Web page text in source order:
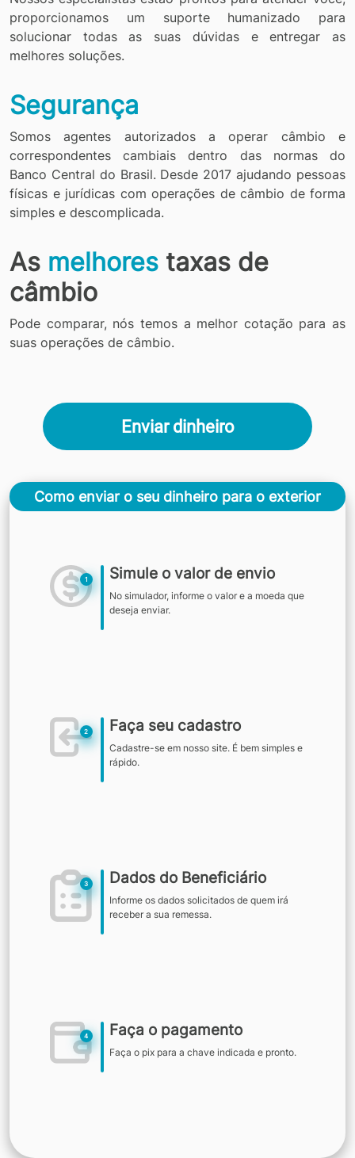
proporcionamos um suporte humanizado para
solucionar todas as suas dúvidas e entregar as
melhores soluções.
Segurança
Somos agentes autorizados a operar câmbio e
correspondentes cambiais dentro das normas do
Banco Central do Brasil. Desde 2017 ajudando pessoas
físicas e jurídicas com operações de câmbio de forma
simples e descomplicada.
As melhores taxas de
câmbio
Pode comparar, nós temos a melhor cotação para as
suas operações de câmbio.
Enviar dinheiro
Como enviar o seu dinheiro para o exterior
1 Simule o valor de envio
No simulador, informe o valor e a moeda que
deseja enviar.
2 Faça seu cadastro
Cadastre-se em nosso site. É bem simples e
rápido.
3 Dados do Beneficiário
Informe os dados solicitados de quem irá
receber a sua remessa.
4 Faça o pagamento
Faça o pix para a chave indicada e pronto.